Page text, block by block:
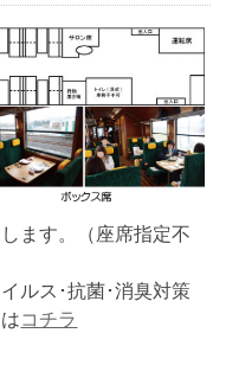
ます。（座席指定不
ルス･抗菌･消臭対策
コチラ